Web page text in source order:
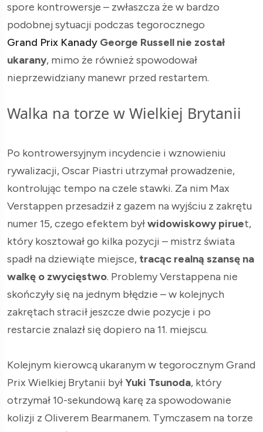
spore kontrowersje – zwłaszcza że w bardzo
podobnej sytuacji podczas tegorocznego
Grand Prix Kanady George Russell nie został
ukarany, mimo że również spowodował
nieprzewidziany manewr przed restartem.
Walka na torze w Wielkiej Brytanii
Po kontrowersyjnym incydencie i wznowieniu
rywalizacji, Oscar Piastri utrzymał prowadzenie,
kontrolując tempo na czele stawki. Za nim Max
Verstappen przesadził z gazem na wyjściu z zakrętu
numer 15, czego efektem byłwidowiskowy piruet,
który kosztował go kilka pozycji – mistrz świata
spadł na dziewiąte miejsce, tracąc realną szansę na
walkę o zwycięstwo. Problemy Verstappena nie
skończyły się na jednym błędzie – w kolejnych
zakrętach stracił jeszcze dwie pozycje i po
restarcie znalazł się dopiero na 11. miejscu.
Kolejnym kierowcą ukaranym w tegorocznym Grand
Prix Wielkiej Brytanii byłYuki Tsunoda, który
otrzymał 10-sekundową karę za spowodowanie
kolizji z Oliverem Bearmanem. Tymczasem na torze